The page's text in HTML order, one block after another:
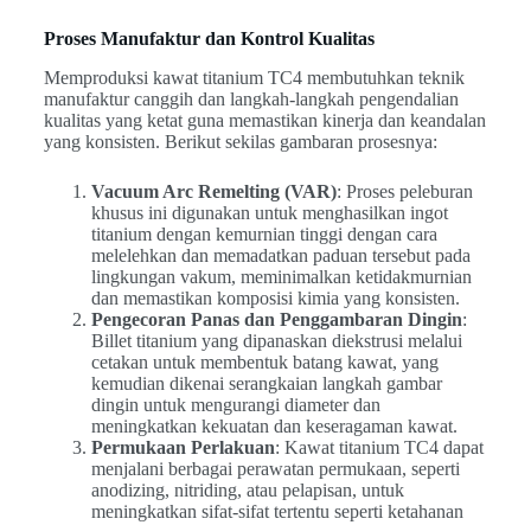
Proses Manufaktur dan Kontrol Kualitas
Memproduksi kawat titanium TC4 membutuhkan teknik
manufaktur canggih dan langkah-langkah pengendalian
kualitas yang ketat guna memastikan kinerja dan keandalan
yang konsisten. Berikut sekilas gambaran prosesnya:
Vacuum Arc Remelting (VAR): Proses peleburan
khusus ini digunakan untuk menghasilkan ingot
titanium dengan kemurnian tinggi dengan cara
melelehkan dan memadatkan paduan tersebut pada
lingkungan vakum, meminimalkan ketidakmurnian
dan memastikan komposisi kimia yang konsisten.
Pengecoran Panas dan Penggambaran Dingin:
Billet titanium yang dipanaskan diekstrusi melalui
cetakan untuk membentuk batang kawat, yang
kemudian dikenai serangkaian langkah gambar
dingin untuk mengurangi diameter dan
meningkatkan kekuatan dan keseragaman kawat.
Permukaan Perlakuan: Kawat titanium TC4 dapat
menjalani berbagai perawatan permukaan, seperti
anodizing, nitriding, atau pelapisan, untuk
meningkatkan sifat-sifat tertentu seperti ketahanan